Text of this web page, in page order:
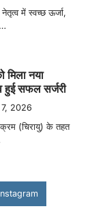
में स्वच्छ ऊर्जा,
मिला नया
हुई सफल सर्जरी
2026
(चिरायु) के तहत
बकरी
आत्मविश्वास